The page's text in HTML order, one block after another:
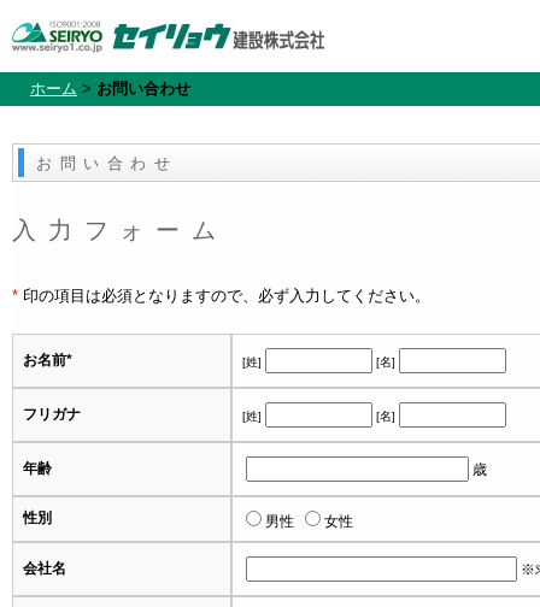
ホーム > お問い合わせ
お問い合わせ
入力フォーム
* 印の項目は必須となりますので、必ず入力してください。
お名前* [姓] [名]
フリガナ [姓] [名]
年齢 歳
性別 男性 女性
会社名 ※